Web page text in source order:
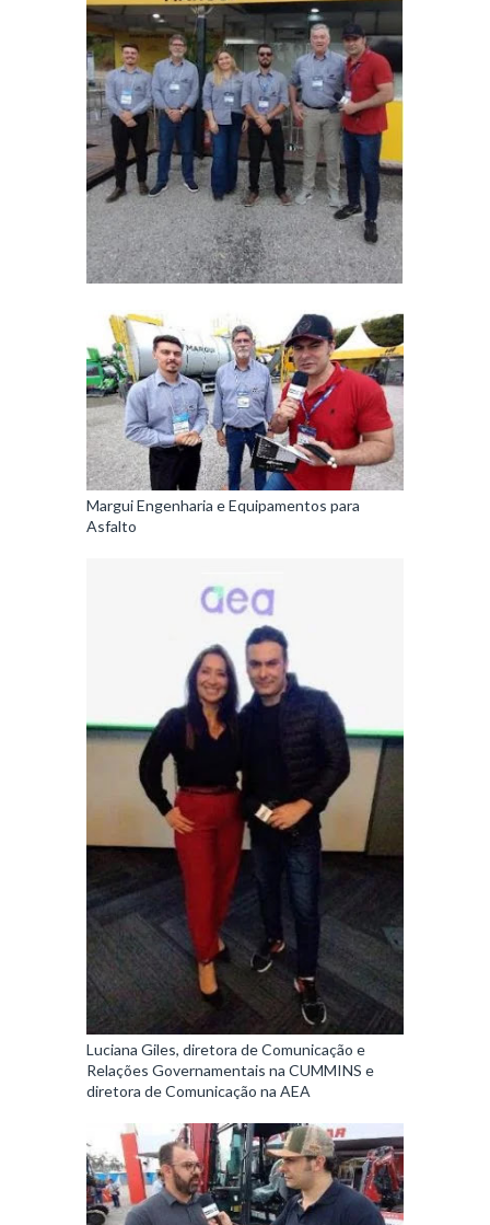
Margui Engenharia e Equipamentos para
Asfalto
Luciana Giles, diretora de Comunicação e
Relações Governamentais na CUMMINS e
diretora de Comunicação na AEA